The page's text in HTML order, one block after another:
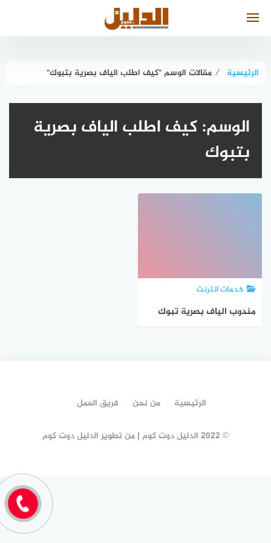
الرئيسية ⁄ مقالات الوسم "كيف اطلب الياف بصرية بتبوك"
الوسم:كيف اطلب الياف بصرية
بتبوك
خدمات انترنت
مندوب الياف بصرية تبوك
الرئيسية من نحن فريق العمل
© 2022 الدليل دوت كوم | من تطوير الدليل دوت كوم